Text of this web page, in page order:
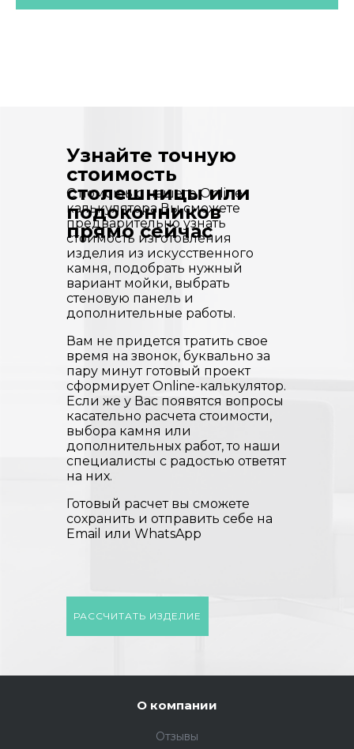
РАССЧИТАТЬ ИЗДЕЛИЕ
С помощью нашего Online-
калькулятора Вы сможете
предварительно узнать
стоимость изготовления
изделия из искусственного
камня, подобрать нужный
вариант мойки, выбрать
стеновую панель и
дополнительные работы.
Вам не придется тратить свое
время на звонок, буквально за
пару минут готовый проект
сформирует Online-калькулятор.
Если же у Вас появятся вопросы
касательно расчета стоимости,
выбора камня или
дополнительных работ, то наши
специалисты с радостью ответят
на них.
Готовый расчет вы сможете
сохранить и отправить себе на
Email или WhatsApp
Узнайте точную
стоимость
столешницы или
подоконников
прямо сейчас
О компании
Отзывы